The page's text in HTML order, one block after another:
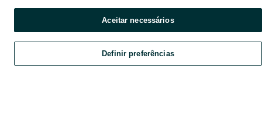
Explorar Favoritos Vender Chat Conta
Aceitar necessários
Definir preferências